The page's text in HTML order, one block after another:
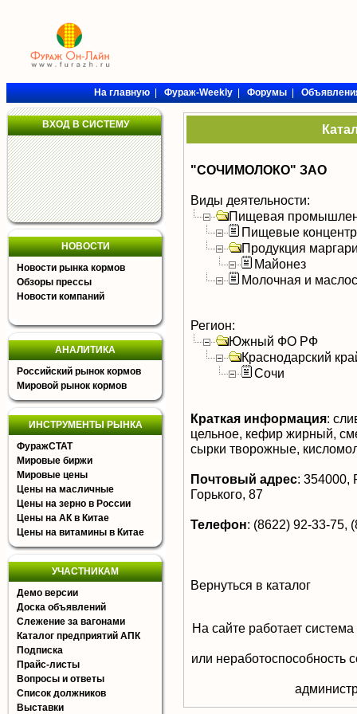
На главную|Фураж-Weekly|Форумы|
ВХОД В СИСТЕМУ
НОВОСТИ
Новости рынка кормов
Обзоры прессы
Новости компаний
АНАЛИТИКА
Российский рынок кормов
Мировой рынок кормов
ИНСТРУМЕНТЫ РЫНКА
ФуражСТАТ
Мировые биржи
Мировые цены
Цены на масличные
Цены на зерно в России
Цены на АК в Китае
Цены на витамины в Китае
УЧАСТНИКАМ
Демо версии
Доска объявлений
Слежение за вагонами
Каталог предприятий АПК
Подписка
Прайс-листы
Вопросы и ответы
Список должников
Выставки
"СОЧИМОЛОКО" ЗАО
Виды деятельности:
Пищевая
Пищевые
Продукция
Майонез
Молочная и
Регион:
Южный ФО РФ
Краснодарский
Сочи
Краткая информация:
цельное, кефир жирный,
сырки творожные,
Почтовый адрес: 354000,
Горького, 87
Телефон: (8622) 92-33-75,
Вернуться в каталог
На сайте работает
или неработоспособность